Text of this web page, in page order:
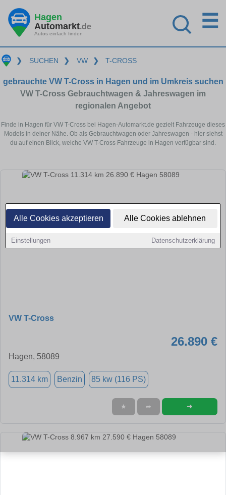
Alle Cookies akzeptieren Alle Cookies ablehnen
Einstellungen Datenschutzerklärung
Hagen
Automarkt.de
Autos einfach finden
☰
❯ SUCHEN ❯ VW ❯ T-CROSS
gebrauchte VW T-Cross in Hagen und im Umkreis suchen
VW T-Cross Gebrauchtwagen & Jahreswagen im
regionalen Angebot
Finde in Hagen für VW T-Cross bei Hagen-Automarkt.de gezielt Fahrzeuge dieses
Models in deiner Nähe. Ob als Gebrauchtwagen oder Jahreswagen - hier siehst
du auf einen Blick, welche VW T-Cross Fahrzeuge in Hagen verfügbar sind.
VW T-Cross
26.890 €
Hagen, 58089
11.314 km Benzin 85 kw (116 PS)
★ ➦ ➜